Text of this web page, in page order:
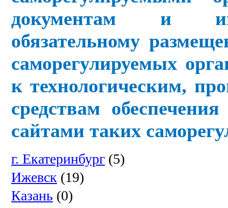
документам и
обязательному
саморегулируемых
к технологическим,
средствам
сайтами таких
г. Екатеринбург (5)
Ижевск (19)
Казань (0)